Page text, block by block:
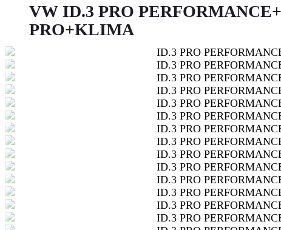
VW ID.3 PRO
PRO+KLIMA